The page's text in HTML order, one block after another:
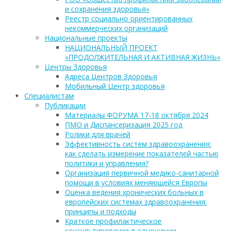
и сохранения здоровья»
Реестр социально ориентированных
некоммерческих организаций
Национальные проекты
НАЦИОНАЛЬНЫЙ ПРОЕКТ
«ПРОДОЛЖИТЕЛЬНАЯ И АКТИВНАЯ ЖИЗНЬ»
Центры Здоровья
Адреса Центров Здоровья
Мобильный Центр здоровья
Cпециалистам
Публикации
Материалы ФОРУМА 17-18 октября 2024
ПМО и Диспансеризация 2025 год
Ролики для врачей
Эффективность систем здравоохранения:
как сделать измерение показателей частью
политики и управления?
Организация первичной медико-санитарной
помощи в условиях меняющейся Европы
Оценка ведения хронических больных в
европейских системах здравоохранения:
принципы и подходы
Краткое профилактическое